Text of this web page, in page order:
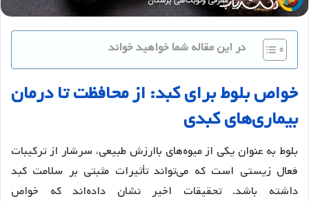
در این مقاله شما خواهید خواند
خواصبلوطبرایکبد: ازمحافظتتادرمان
بیماریهایکبدی
بلوط به عنوان یکی از میوه‌های باارزش طبیعی، سرشار از ترکیبات
فعال زیستی است که می‌تواند تأثیرات مثبتی بر سلامت کبد
داشته باشد. تحقیقات اخیر نشان داده‌اند که خواص